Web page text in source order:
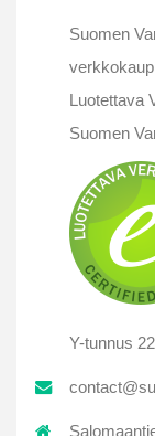
Suomen
Luotettava
Suomen
Y-tunnus